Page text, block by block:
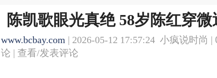
陈凯歌眼光真绝 58岁陈红穿
www.bcbay.com | 2026-05-12 17:57:24 小疯说时尚 |
论 | 查看/发表评论